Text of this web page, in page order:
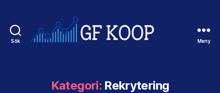
Sök Meny
Kategori: Rekrytering